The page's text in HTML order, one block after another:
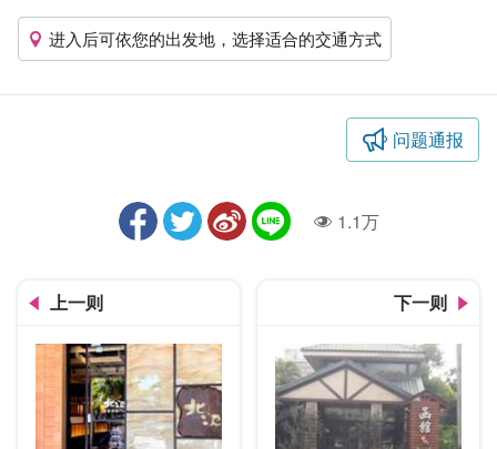
进入后可依您的出发地，选择适合的交通方式
问题通报
人气1.1万
上一则 下一则